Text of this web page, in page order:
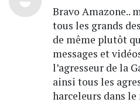
Bravo Amazone..
tous les grands
de même plutôt
messages et
l’agresseur de la
ainsi tous les
harceleurs dans